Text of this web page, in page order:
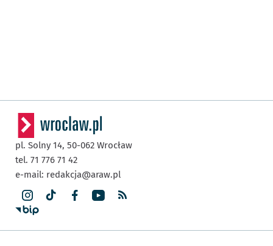
pl. Solny 14, 50-062 Wrocław
tel. 71 776 71 42
e-mail: redakcja@araw.pl